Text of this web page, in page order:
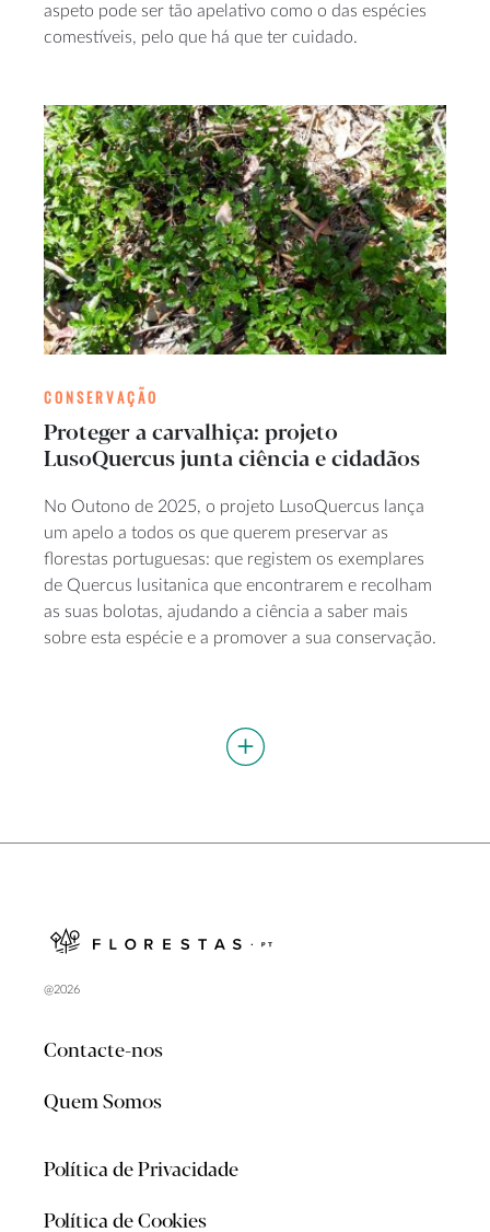
aspeto pode ser tão apelativo como o das espécies
comestíveis, pelo que há que ter cuidado.
CONSERVAÇÃO
Proteger a carvalhiça: projeto
LusoQuercus junta ciência e cidadãos
No Outono de 2025, o projeto LusoQuercus lança
um apelo a todos os que querem preservar as
florestas portuguesas: que registem os exemplares
de Quercus lusitanica que encontrarem e recolham
as suas bolotas, ajudando a ciência a saber mais
sobre esta espécie e a promover a sua conservação.
@2026
Contacte-nos
Quem Somos
Política de Privacidade
Política de Cookies